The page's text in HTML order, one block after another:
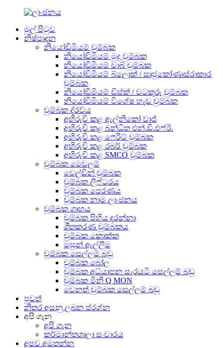
මුල් පිටුව
නිෂ්පාදන
නියෝඩිමියම් චුම්බක
නියෝඩිමියම් මුදු චුම්බක
නියෝඩිමියම් චාබ් චුම්බක
නියෝඩිමියම් බ්ලොක් / සෘජුකෝණාස්රාකාර
චුම්බක
නියෝඩිමියම් ඩිස්ක් / වටකුරු චුම්බක
නියෝඩිමියම් විශේෂ හැඩ චුම්බක
චුම්බක ද්රව්ය
අභිරුචි කළ ඇල්නිකෝ චාජ්
අභිරුචි කළ බන්ධිත එන්.ඩී.එෆ්ඊ.
අභිරුචි කළ ෆෙරිට් චුම්බක
අභිරුචි කළ රබර් චුම්බක
අභිරුචි කළ SMCO චුම්බක
චුම්බක මෙවලම්
වෙල්ඩින් චුම්බක
චුම්බක ලිෆ්ටරය
චුම්බක පෙරණය
චුම්බක නාම ලාංඡනය
චුම්බක ගෘහය
චුම්බක පිහිය දරන්නා
ශීතකරණ චුම්බකය
චුම්බක කොක්ක
මසුන් ඇල්ලීම
චුම්බක සෙල්ලම් බඩු
චුම්බක බෝල
චුම්බක අධ්යාපන සැරයටි සෙල්ලම් බඩු
චුම්බක මිනි Q MON
වෙනත් චුම්බක සෙල්ලම් බඩු
පුවත්
නිතර අසනු ලබන ප්රශ්න
අපි ගැන
අපි ගැන
කර්මාන්තශාලා සංචාරය
අපව අමතන්න